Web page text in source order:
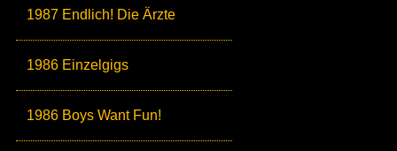
1987 Endlich! Die Ärzte
1986 Einzelgigs
1986 Boys Want Fun!